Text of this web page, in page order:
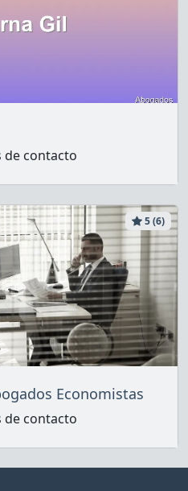
de contacto
5 (6)
Economistas
de contacto